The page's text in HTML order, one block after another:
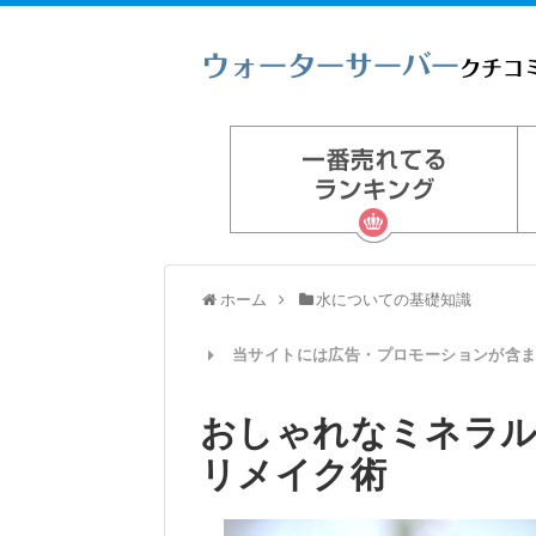
ホーム 水についての基礎知識
当サイトには広告・プロモーションが含
おしゃれなミネラ
リメイク術